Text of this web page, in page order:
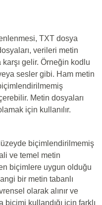
TXT dosya
verileri metin
gelir. Örneğin kodlu
sesler gibi. Ham metin
Metin dosyaları
için kullanılır.
biçimlendirilmemiş
ve temel metin
biçimlere uygun olduğu
bir metin tabanlı
olarak alınır ve
biçimi kullandığı için farklı